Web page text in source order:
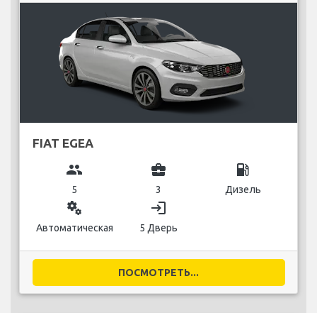
FIAT EGEA
group
5
business_center
3
local_gas_station
Дизель
miscellaneous_services
Автоматическая
login
5 Дверь
ПОСМОТРЕТЬ...